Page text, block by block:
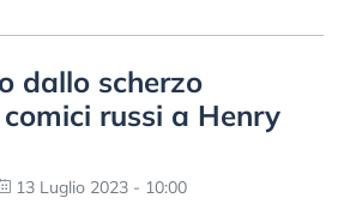
dallo scherzo
russi a Henry
13 Luglio 2023 - 10:00